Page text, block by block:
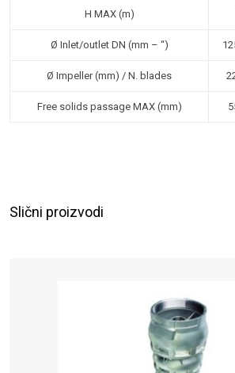
H MAX (m)
Ø Inlet/outlet DN (mm – “)
Ø Impeller (mm) / N. blades
Free solids passage MAX (mm)
Slični proizvodi